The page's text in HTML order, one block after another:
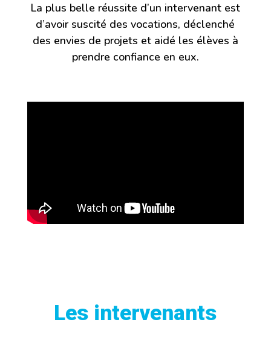
La plus belle réussite d’un intervenant est
d’avoir suscité des vocations, déclenché
des envies de projets et aidé les élèves à
prendre confiance en eux.
Les intervenants